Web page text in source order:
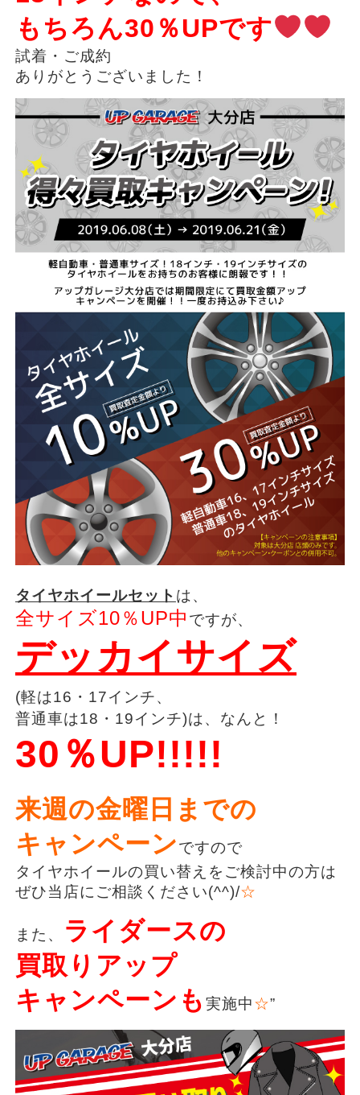
もちろん30％UPです
試着・ご成約
ありがとうございました！
タイヤホイールセット は、
全サイズ10％UP中 ですが、
デッカイサイズ
(軽は16・17インチ、
普通車は18・19インチ)は、なんと！
30％UP!!!!!
来週の金曜日までの
キャンペーンですので
タイヤホイールの買い替えをご検討中の方は
ぜひ当店にご相談ください(^^)/☆
また、
ライダースの
買取りアップ
キャンペーンも 実施中☆”